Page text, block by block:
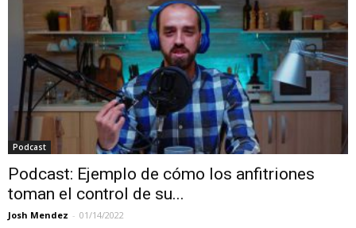
Podcast
Podcast: Ejemplo de cómo los anfitriones
toman el control de su...
Josh Mendez - 01/14/2022